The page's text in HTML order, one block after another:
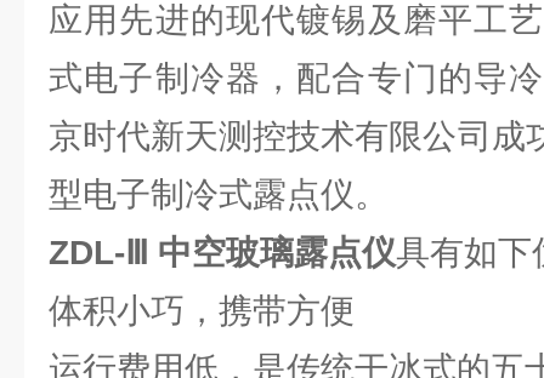
应用先进的现代镀锡及磨平工
式电子制冷器，配合专门的导
京时代新天测控技术有限公司成
型电子制冷式露点仪。
ZDL-Ⅲ 中空玻璃露点仪具有如下
体积小巧，携带方便
运行费用低，是传统干冰式的五